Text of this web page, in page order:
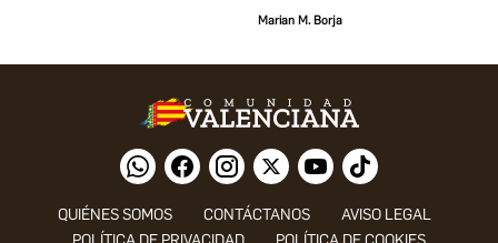
Marian M. Borja
QUIÉNES SOMOS CONTÁCTANOS
AVISO LEGAL